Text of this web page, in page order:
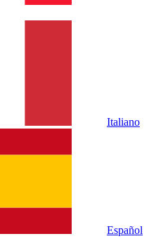
Italiano
Español